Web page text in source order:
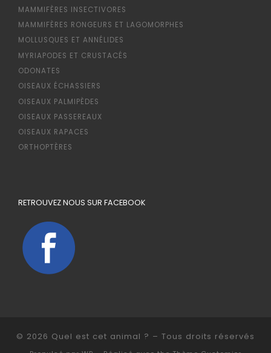
MAMMIFÈRES INSECTIVORES
MAMMIFÈRES RONGEURS ET LAGOMORPHES
MOLLUSQUES ET ANNÉLIDES
MYRIAPODES ET CRUSTACÉS
ODONATES
OISEAUX ÉCHASSIERS
OISEAUX PALMIPÈDES
OISEAUX PASSEREAUX
OISEAUX RAPACES
ORTHOPTÈRES
RETROUVEZ NOUS SUR FACEBOOK
© 2026 Quel est cet animal ? – Tous droits réservés